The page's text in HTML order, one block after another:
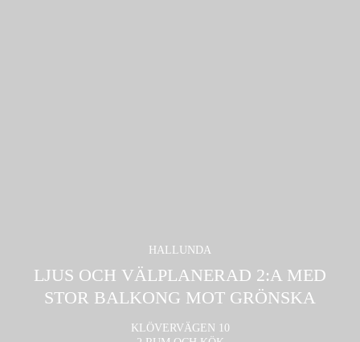
HALLUNDA
LJUS OCH VÄLPLANERAD 2:A MED
STOR BALKONG MOT GRÖNSKA
KLÖVERVÄGEN 10